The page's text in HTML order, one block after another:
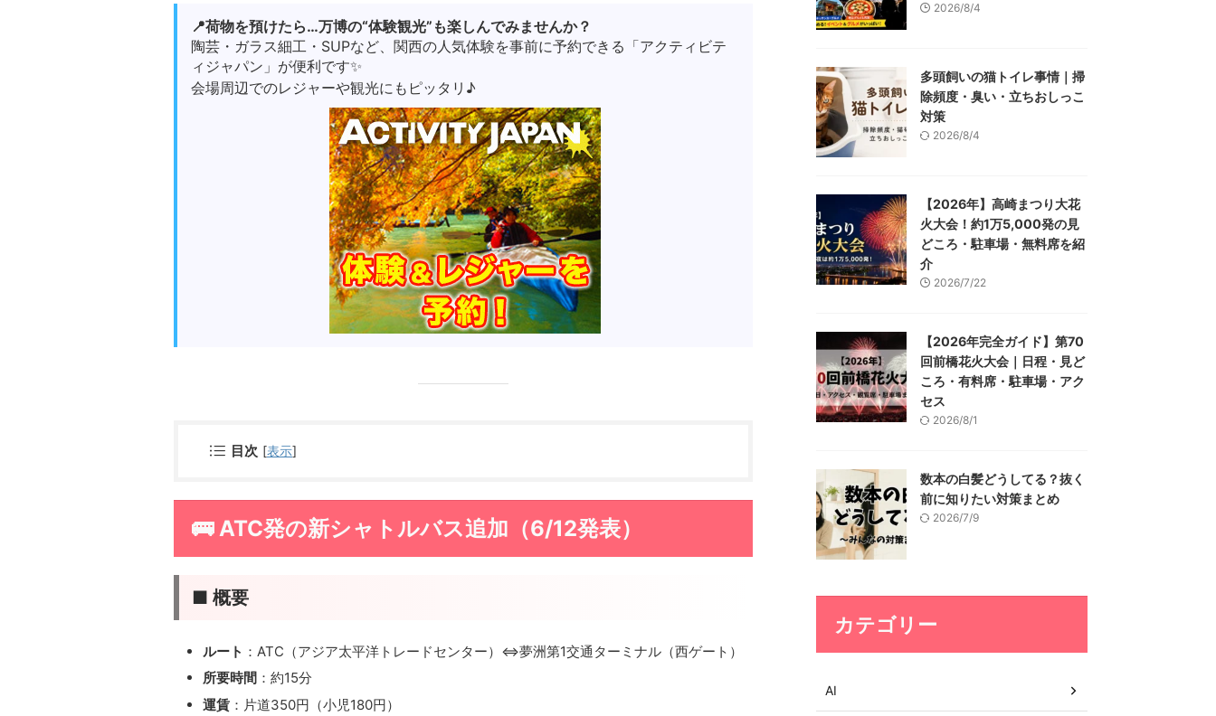
📍荷物を預けたら…万博の“体験観光”も楽しんでみませんか？
陶芸・ガラス細工・SUPなど、関西の人気体験を事前に予約できる「アクティビテ
ィジャパン」が便利です✨
会場周辺でのレジャーや観光にもピッタリ♪
目次 [表示]
🚌 ATC発の新シャトルバス追加（6/12発表）
■ 概要
ルート ：ATC（アジア太平洋トレードセンター）⇔夢洲第1交通ターミナル（西ゲート）
所要時間 ：約15分
運賃 ：片道350円（小児180円）
2026/8/4
多頭飼いの猫トイレ事情｜掃
除頻度・臭い・立ちおしっこ
対策
2026/8/4
【2026年】高崎まつり大花
火大会！約1万5,000発の見
どころ・駐車場・無料席を紹
介
2026/7/22
【2026年完全ガイド】第70
回前橋花火大会｜日程・見ど
ころ・有料席・駐車場・アク
セス
2026/8/1
数本の白髪どうしてる？抜く
前に知りたい対策まとめ
2026/7/9
カテゴリー
AI